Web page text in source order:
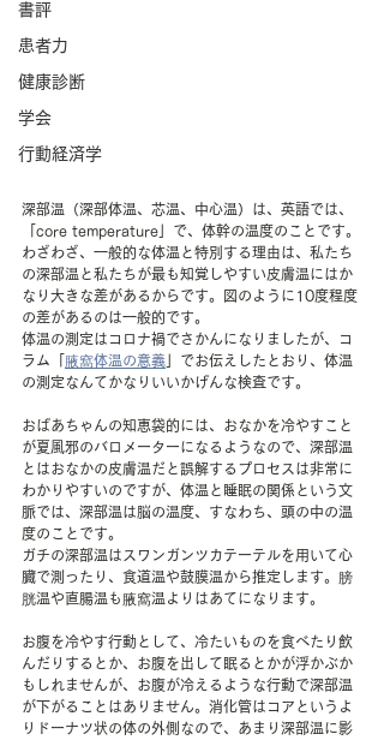
書評
患者力
健康診断
学会
行動経済学
深部温（深部体温、芯温、中心温）は、英語では、
「core temperature」で、体幹の温度のことです。
わざわざ、一般的な体温と特別する理由は、私たち
の深部温と私たちが最も知覚しやすい皮膚温にはか
なり大きな差があるからです。図のように10度程度
の差があるのは一般的です。
体温の測定はコロナ禍でさかんになりましたが、コ
ラム「 腋窩体温の意義 」でお伝えしたとおり、体温
の測定なんてかなりいいかげんな検査です。
おばあちゃんの知恵袋的には、おなかを冷やすこと
が夏風邪のバロメーターになるようなので、深部温
とはおなかの皮膚温だと誤解するプロセスは非常に
わかりやすいのですが、体温と睡眠の関係という文
脈では、深部温は脳の温度、すなわち、頭の中の温
度のことです。
ガチの深部温はスワンガンツカテーテルを用いて心
臓で測ったり、食道温や鼓膜温から推定します。膀
胱温や直腸温も腋窩温よりはあてになります。
お腹を冷やす行動として、冷たいものを食べたり飲
んだりするとか、お腹を出して眠るとかが浮かぶか
もしれませんが、お腹が冷えるような行動で深部温
が下がることはありません。消化管はコアというよ
りドーナツ状の体の外側なので、あまり深部温に影